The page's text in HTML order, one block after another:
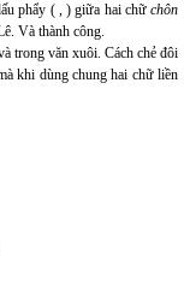
phẩy ( , ) giữa hai chữchôn
Và thành công.
trong văn xuôi. Cách chẻ đôi
khi dùng chung hai chữ liền